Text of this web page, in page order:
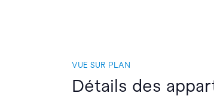
VUE SUR PLAN
Détails des